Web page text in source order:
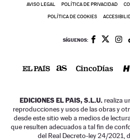
AVISO LEGAL POLÍTICA DE PRIVACIDAD
POLÍTICA DE COOKIES
SÍGUENOS:
EDICIONES EL PAIS, S.L.U. realiza
reproducciones y usos de las obras y
desde este sitio web a medios de
que resulten adecuados a tal fin de
del Real Decreto-ley 24/2021,